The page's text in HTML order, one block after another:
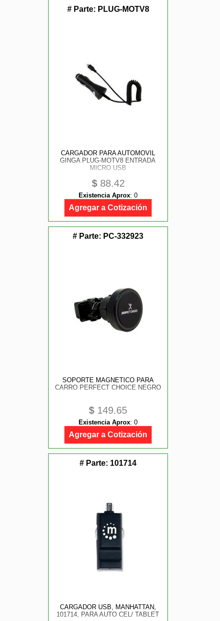
# Parte: PLUG-MOTV8
CARGADOR PARA AUTOMOVIL
GINGA PLUG-MOTV8 ENTRADA
MICRO USB
$88.42
Existencia Aprox: 0
Agregar a Cotización
# Parte: PC-332923
SOPORTE MAGNETICO PARA
CARRO PERFECT CHOICE NEGRO
$ 149.65
Existencia Aprox: 0
Agregar a Cotización
# Parte: 101714
CARGADOR USB, MANHATTAN,
101714, PARA AUTO CEL/ TABLET